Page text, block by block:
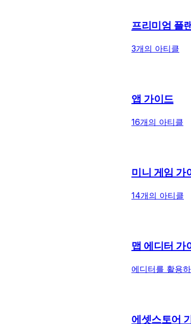
프리미엄 플
3개의 아티클
앱 가이드
16개의 아티클
미니 게임 가
14개의 아티클
맵 에디터 가
에디터를 활용
에셋스토어